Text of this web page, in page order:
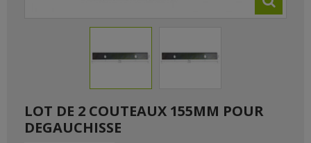
LOT DE 2 COUTEAUX 155MM POUR
DEGAUCHISSE